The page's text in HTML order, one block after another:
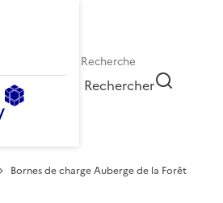
Rechercher
Bornes de charge Auberge de la Forêt